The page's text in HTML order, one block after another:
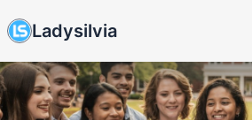
Ladysilvia